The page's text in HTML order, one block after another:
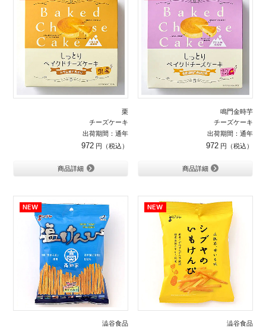
栗
チーズケーキ
出荷期間：通年
972
商品詳細
鳴門金時芋
チーズケーキ
出荷期間：通年
972
商品詳細
澁谷食品
澁谷食品